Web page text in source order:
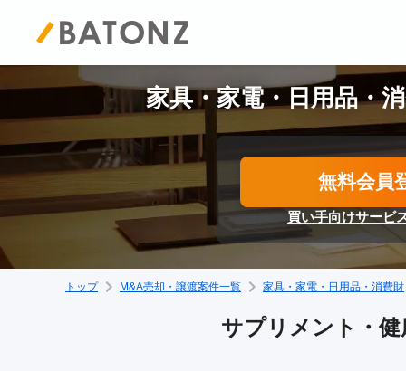
家具・家電・日用品・
無料会員
買い手向けサービ
トップ M&A売却・譲渡案件一覧 家具・家電・日用品・消費財
サプリメント・